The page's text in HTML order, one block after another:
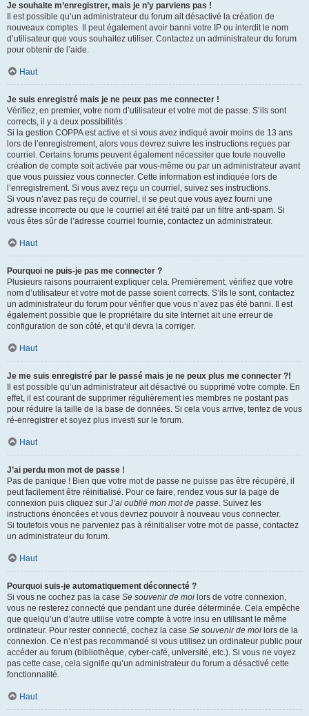
Je souhaite m’enregistrer, mais je n’y parviens pas !
Il est possible qu’un administrateur du forum ait désactivé la création de
nouveaux comptes. Il peut également avoir banni votre IP ou interdit le nom
d’utilisateur que vous souhaitez utiliser. Contactez un administrateur du forum
pour obtenir de l’aide.
Haut
Je suis enregistré mais je ne peux pas me connecter !
Vérifiez, en premier, votre nom d’utilisateur et votre mot de passe. S’ils sont
corrects, il y a deux possibilités :
Si la gestion COPPA est active et si vous avez indiqué avoir moins de 13 ans
lors de l’enregistrement, alors vous devrez suivre les instructions reçues par
courriel. Certains forums peuvent également nécessiter que toute nouvelle
création de compte soit activée par vous-même ou par un administrateur avant
que vous puissiez vous connecter. Cette information est indiquée lors de
l’enregistrement. Si vous avez reçu un courriel, suivez ses instructions.
Si vous n’avez pas reçu de courriel, il se peut que vous ayez fourni une
adresse incorrecte ou que le courriel ait été traité par un filtre anti-spam. Si
vous êtes sûr de l’adresse courriel fournie, contactez un administrateur.
Haut
Pourquoi ne puis-je pas me connecter ?
Plusieurs raisons pourraient expliquer cela. Premièrement, vérifiez que votre
nom d’utilisateur et votre mot de passe soient corrects. S’ils le sont, contactez
un administrateur du forum pour vérifier que vous n’avez pas été banni. Il est
également possible que le propriétaire du site Internet ait une erreur de
configuration de son côté, et qu’il devra la corriger.
Haut
Je me suis enregistré par le passé mais je ne peux plus me connecter ?!
Il est possible qu’un administrateur ait désactivé ou supprimé votre compte. En
effet, il est courant de supprimer régulièrement les membres ne postant pas
pour réduire la taille de la base de données. Si cela vous arrive, tentez de vous
ré-enregistrer et soyez plus investi sur le forum.
Haut
J’ai perdu mon mot de passe !
Pas de panique ! Bien que votre mot de passe ne puisse pas être récupéré, il
peut facilement être réinitialisé. Pour ce faire, rendez vous sur la page de
connexion puis cliquez sur J’ai oublié mon mot de passe. Suivez les
instructions énoncées et vous devriez pouvoir à nouveau vous connecter.
Si toutefois vous ne parveniez pas à réinitialiser votre mot de passe, contactez
un administrateur du forum.
Haut
Pourquoi suis-je automatiquement déconnecté ?
Si vous ne cochez pas la case Se souvenir de moi lors de votre connexion,
vous ne resterez connecté que pendant une durée déterminée. Cela empêche
que quelqu’un d’autre utilise votre compte à votre insu en utilisant le même
ordinateur. Pour rester connecté, cochez la case Se souvenir de moi lors de la
connexion. Ce n’est pas recommandé si vous utilisez un ordinateur public pour
accéder au forum (bibliothèque, cyber-café, université, etc.). Si vous ne voyez
pas cette case, cela signifie qu’un administrateur du forum a désactivé cette
fonctionnalité.
Haut